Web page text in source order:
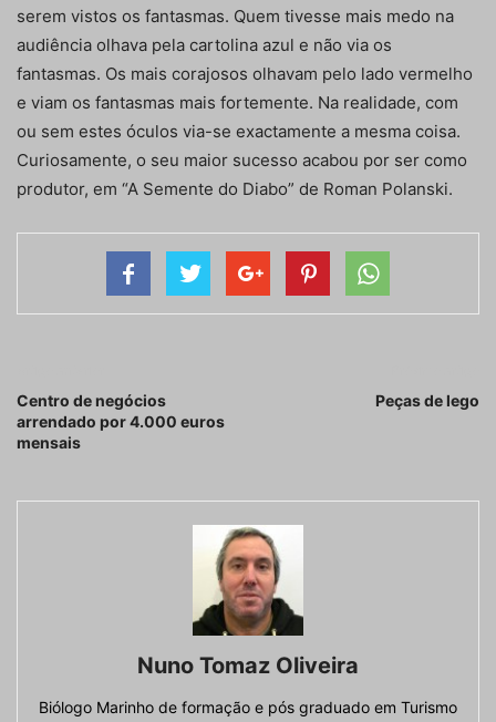
serem vistos os fantasmas. Quem tivesse mais medo na
audiência olhava pela cartolina azul e não via os
fantasmas. Os mais corajosos olhavam pelo lado vermelho
e viam os fantasmas mais fortemente. Na realidade, com
ou sem estes óculos via-se exactamente a mesma coisa.
Curiosamente, o seu maior sucesso acabou por ser como
produtor, em “A Semente do Diabo” de Roman Polanski.
Centro de negócios
arrendado por 4.000 euros
mensais
Peças de lego
Nuno Tomaz Oliveira
Biólogo Marinho de formação e pós graduado em Turismo